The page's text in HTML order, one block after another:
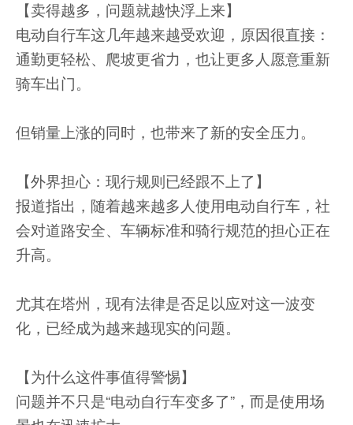
【卖得越多，问题就越快浮上来】
电动自行车这几年越来越受欢迎，原因很直接：
通勤更轻松、爬坡更省力，也让更多人愿意重新
骑车出门。
但销量上涨的同时，也带来了新的安全压力。
【外界担心：现行规则已经跟不上了】
报道指出，随着越来越多人使用电动自行车，社
会对道路安全、车辆标准和骑行规范的担心正在
升高。
尤其在塔州，现有法律是否足以应对这一波变
化，已经成为越来越现实的问题。
【为什么这件事值得警惕】
问题并不只是“电动自行车变多了”，而是使用场